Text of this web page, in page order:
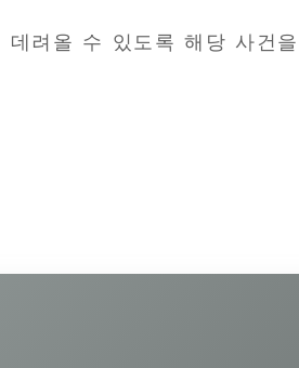
려올 수 있도록 해당 사건